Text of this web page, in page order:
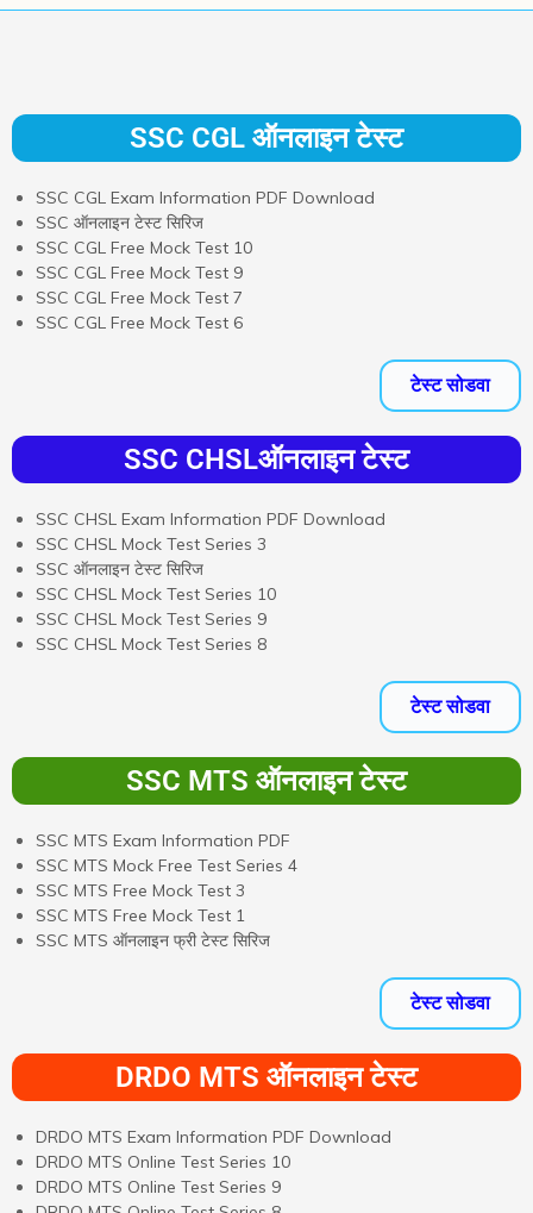
SSC CGL ऑनलाइन टेस्ट
SSC CGL Exam Information PDF Download
SSC ऑनलाइन टेस्ट सिरिज
SSC CGL Free Mock Test 10
SSC CGL Free Mock Test 9
SSC CGL Free Mock Test 7
SSC CGL Free Mock Test 6
टेस्ट सोडवा
SSC CHSLऑनलाइन टेस्ट
SSC CHSL Exam Information PDF Download
SSC CHSL Mock Test Series 3
SSC ऑनलाइन टेस्ट सिरिज
SSC CHSL Mock Test Series 10
SSC CHSL Mock Test Series 9
SSC CHSL Mock Test Series 8
टेस्ट सोडवा
SSC MTS ऑनलाइन टेस्ट
SSC MTS Exam Information PDF
SSC MTS Mock Free Test Series 4
SSC MTS Free Mock Test 3
SSC MTS Free Mock Test 1
SSC MTS ऑनलाइन फ्री टेस्ट सिरिज
टेस्ट सोडवा
DRDO MTS ऑनलाइन टेस्ट
DRDO MTS Exam Information PDF Download
DRDO MTS Online Test Series 10
DRDO MTS Online Test Series 9